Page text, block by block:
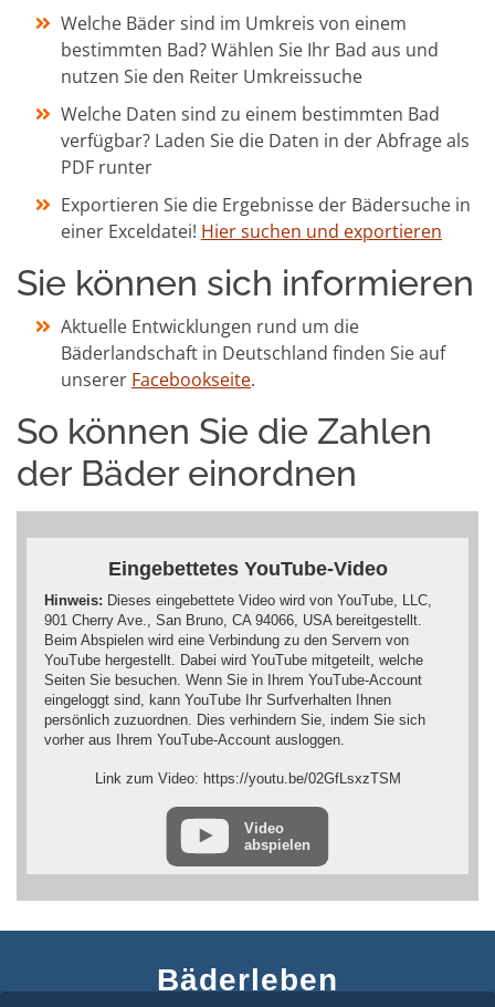
Welche Bäder sind im Umkreis von einem
bestimmten Bad? Wählen Sie Ihr Bad aus und
nutzen Sie den Reiter Umkreissuche
Welche Daten sind zu einem bestimmten Bad
verfügbar? Laden Sie die Daten in der Abfrage als
PDF runter
Exportieren Sie die Ergebnisse der Bädersuche in
einer Exceldatei! Hier suchen und exportieren
Sie können sich informieren
Aktuelle Entwicklungen rund um die
Bäderlandschaft in Deutschland finden Sie auf
unserer Facebookseite.
So können Sie die Zahlen
der Bäder einordnen
Eingebettetes YouTube-Video
Hinweis: Dieses eingebettete Video wird von YouTube, LLC,
901 Cherry Ave., San Bruno, CA 94066, USA bereitgestellt.
Beim Abspielen wird eine Verbindung zu den Servern von
YouTube hergestellt. Dabei wird YouTube mitgeteilt, welche
Seiten Sie besuchen. Wenn Sie in Ihrem YouTube-Account
eingeloggt sind, kann YouTube Ihr Surfverhalten Ihnen
persönlich zuzuordnen. Dies verhindern Sie, indem Sie sich
vorher aus Ihrem YouTube-Account ausloggen.
Wird ein YouTube-Video gestartet, setzt der Anbieter Cookies
Wer das Speichern von Cookies für das Google-Ads-Programm
deaktiviert hat, wird auch beim Anschauen von YouTube-
Videos mit keinen solchen Cookies rechnen müssen. YouTube
müssen Sie das Speichern von Cookies im Browser blockieren.
Sie in der Datenschutzerklärung des Anbieters unter:
Link zum Video: https://youtu.be/02GfLsxzTSM
Video
abspielen
Bäderleben